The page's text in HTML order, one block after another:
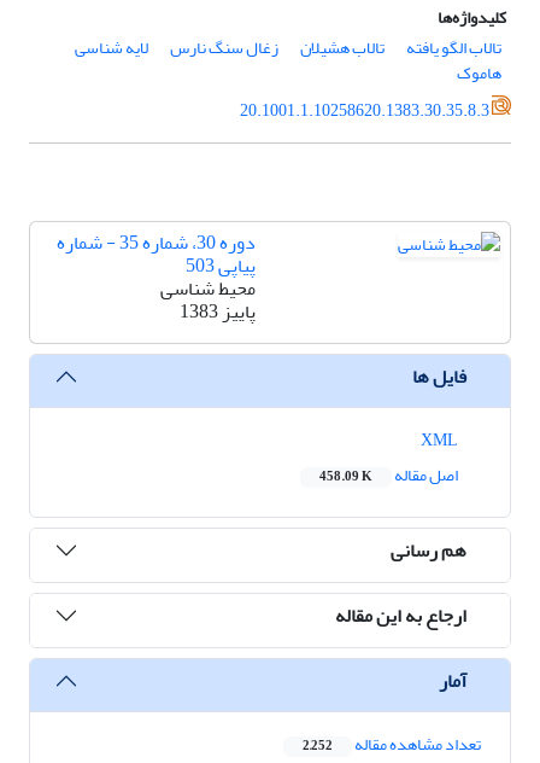
کلیدواژه‌ها
تالاب الگو یافته
تالاب هشیلان زغال سنگ نارس لایه شناسی
هاموک
20.1001.1.10258620.1383.30.35.8.3
دوره 30، شماره 35 - شماره
پیاپی 503
محیط شناسی
پاییز 1383
فایل ها
اصل مقاله
458.09 K
هم رسانی
ارجاع به این مقاله
آمار
تعداد مشاهده مقاله 2,252